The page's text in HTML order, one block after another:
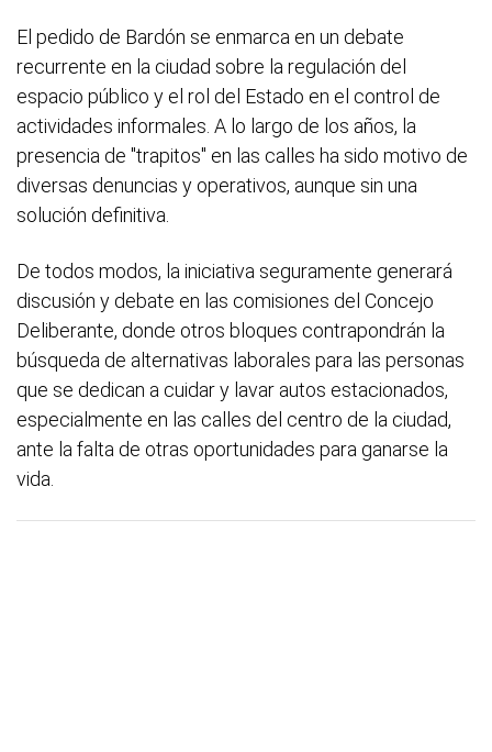
El pedido de Bardón se enmarca en un debate
recurrente en la ciudad sobre la regulación del
espacio público y el rol del Estado en el control de
actividades informales. A lo largo de los años, la
presencia de "trapitos" en las calles ha sido motivo de
diversas denuncias y operativos, aunque sin una
solución definitiva.
De todos modos, la iniciativa seguramente generará
discusión y debate en las comisiones del Concejo
Deliberante, donde otros bloques contrapondrán la
búsqueda de alternativas laborales para las personas
que se dedican a cuidar y lavar autos estacionados,
especialmente en las calles del centro de la ciudad,
ante la falta de otras oportunidades para ganarse la
vida.